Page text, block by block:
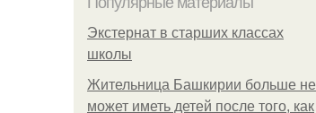
Экстернат в старших классах
школы
Жительница Башкирии больше не
может иметь детей после того, как